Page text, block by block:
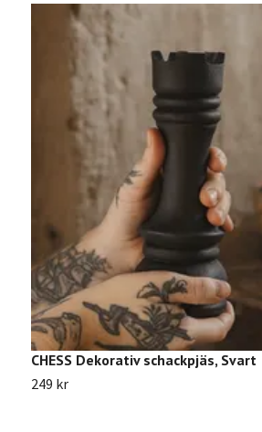
CHESS Dekorativ schackpjäs, Svart
249 kr